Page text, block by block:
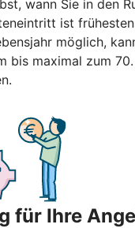
wann Sie in den
ist
möglich,
bis maximal zum
für Ihre